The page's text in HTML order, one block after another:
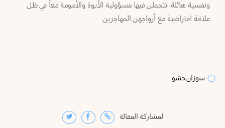
نحن
ونفسية هائلة، تتحملن فيها مسؤولية الأبوة والأمومة معاً في ظل
علاقة افتراضية مع أزواجهن المهاجرين
سوزان حسّو
لمشاركة المقالة